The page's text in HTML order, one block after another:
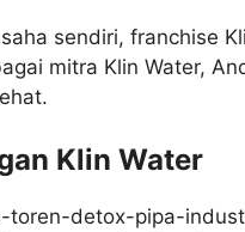
sendiri, franchise
mitra Klin Water,
Klin Water